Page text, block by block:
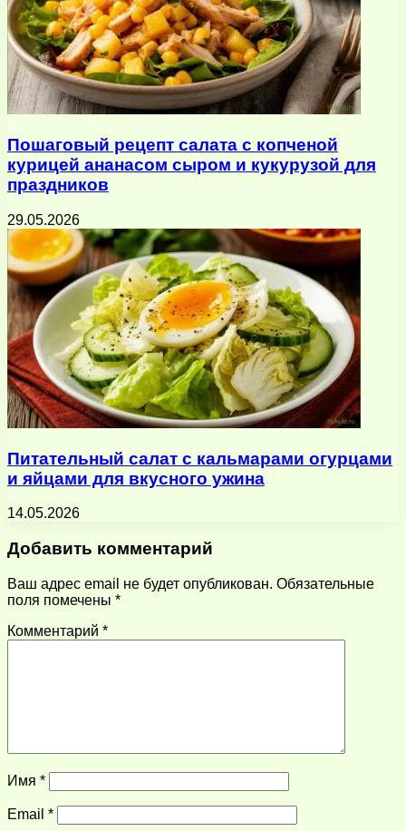
Пошаговый рецепт салата с копченой
курицей ананасом сыром и кукурузой для
праздников
29.05.2026
Питательный салат с кальмарами огурцами
и яйцами для вкусного ужина
14.05.2026
Добавить комментарий
Ваш адрес email не будет опубликован. Обязательные
поля помечены *
Комментарий *
Имя *
Email *